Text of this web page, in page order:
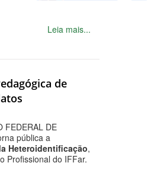
Leia mais...
de
FEDERAL DE
pública a
Heteroidentificação,
Profissional do IFFar.